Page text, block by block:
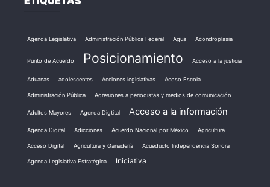
Agenda Legislativa Administración Pública Federal Agua Acondroplasia
Punto de Acuerdo Posicionamiento Acceso a la justicia
Aduanas adolescentes Acciones legislativas Acoso Escola
Administración Pública Agresiones a periodistas y medios de comunicación
Adultos Mayores Agenda Digtital Acceso a la información
Agenda Digital Adicciones Acuerdo Nacional por México Agricultura
Acceso Digital Agricultura y Ganadería Acueducto Independencia Sonora
Agenda Legislativa Estratégica Iniciativa